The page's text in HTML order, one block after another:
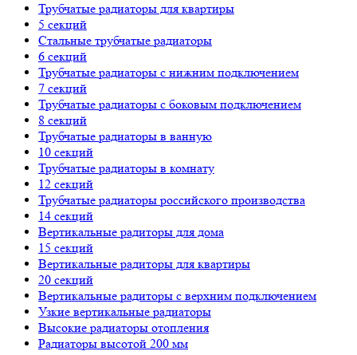
Трубчатые радиаторы для квартиры
5 секций
Стальные трубчатые радиаторы
6 секций
Трубчатые радиаторы с нижним подключением
7 секций
Трубчатые радиаторы с боковым подключением
8 секций
Трубчатые радиаторы в ванную
10 секций
Трубчатые радиаторы в комнату
12 секций
Трубчатые радиаторы российского производства
14 секций
Вертикальные радиторы для дома
15 секций
Вертикальные радиторы для квартиры
20 секций
Вертикальные радиторы с верхним подключением
Узкие вертикальные радиаторы
Высокие радиаторы отопления
Радиаторы высотой 200 мм